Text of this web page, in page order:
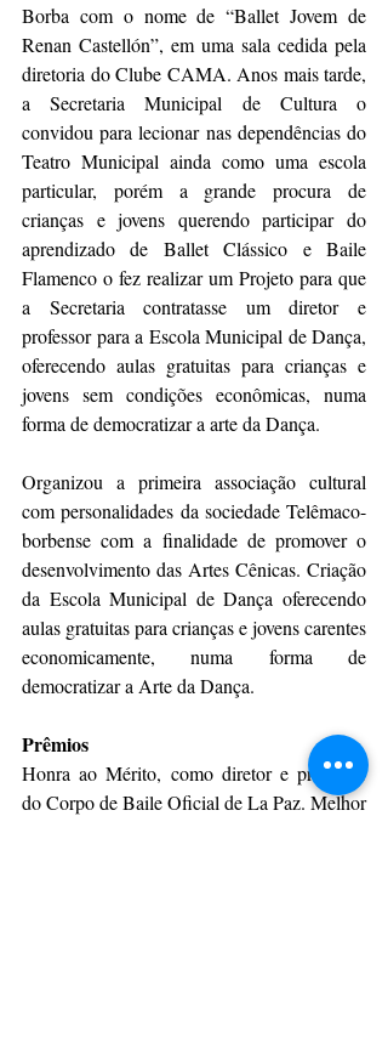
Borba com o nome de “Ballet Jovem de
Renan Castellón”, em uma sala cedida pela
diretoria do Clube CAMA. Anos mais tarde,
a Secretaria Municipal de Cultura o
convidou para lecionar nas dependências do
Teatro Municipal ainda como uma escola
particular, porém a grande procura de
crianças e jovens querendo participar do
aprendizado de Ballet Clássico e Baile
Flamenco o fez realizar um Projeto para que
a Secretaria contratasse um diretor e
professor para a Escola Municipal de Dança,
oferecendo aulas gratuitas para crianças e
jovens sem condições econômicas, numa
forma de democratizar a arte da Dança.
Organizou a primeira associação cultural
com personalidades da sociedade Telêmaco-
borbense com a finalidade de promover o
desenvolvimento das Artes Cênicas. Criação
da Escola Municipal de Dança oferecendo
aulas gratuitas para crianças e jovens carentes
economicamente, numa forma de
democratizar a Arte da Dança.
Prêmios
Honra ao Mérito, como diretor e professor
do Corpo de Baile Oficial de La Paz. Melhor